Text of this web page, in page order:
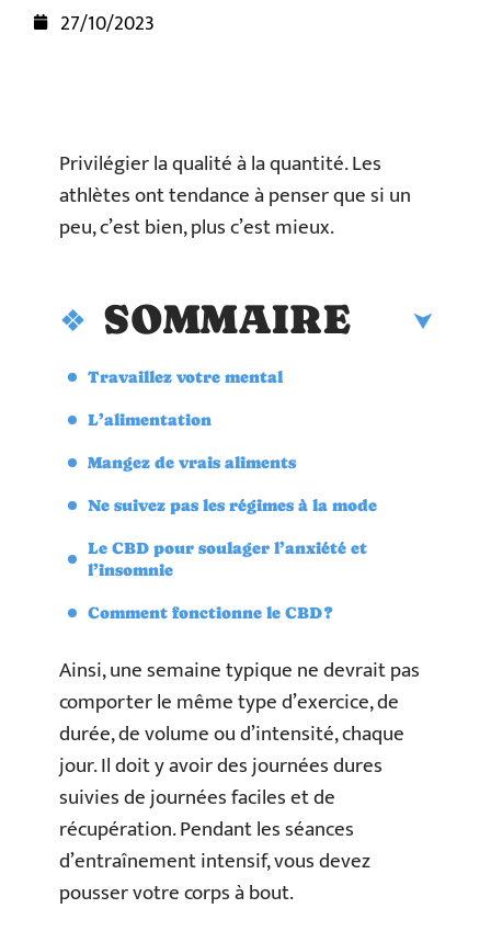
27/10/2023
Privilégier la qualité à la quantité. Les
athlètes ont tendance à penser que si un
peu, c’est bien, plus c’est mieux.
SOMMAIRE
Travaillez votre mental
L’alimentation
Mangez de vrais aliments
Ne suivez pas les régimes à la mode
Le CBD pour soulager l’anxiété et
l’insomnie
Comment fonctionne le CBD ?
Ainsi, une semaine typique ne devrait pas
comporter le même type d’exercice, de
durée, de volume ou d’intensité, chaque
jour. Il doit y avoir des journées dures
suivies de journées faciles et de
récupération. Pendant les séances
d’entraînement intensif, vous devez
pousser votre corps à bout.